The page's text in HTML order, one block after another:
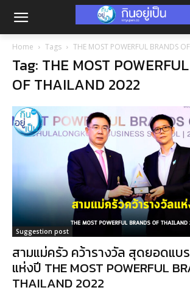
Home Tags THE MOST POWERFUL BRANDS
Tag: THE MOST
OF THAILAND 2022
Suggestion post
สามแม่ครัว คว้ารางวัล สุดยอดแ
แห่งปี THE MOST POWERFUL
THAILAND 2022